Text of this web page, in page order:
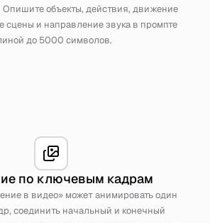
Опишите объекты, действия, движение
сцены и направление звука в промпте
до 5000 символов.
по ключевым кадрам
в видео» может анимировать один
соединить начальный и конечный